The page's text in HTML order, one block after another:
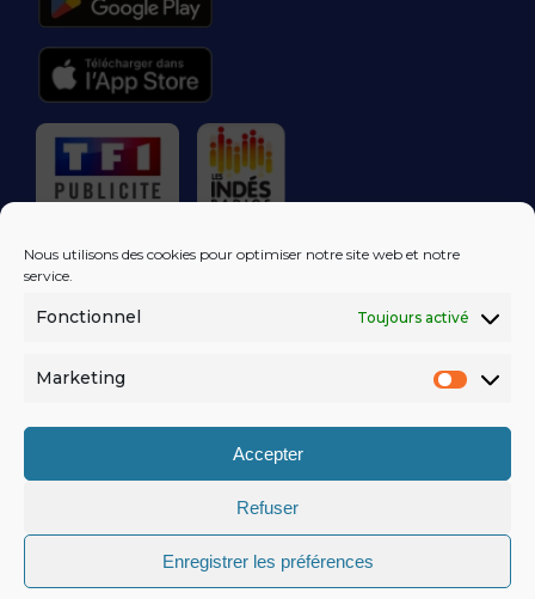
Nous utilisons des cookies pour optimiser notre site web et notre
service.
Fonctionnel Toujours activé
Marketing
Accepter
Refuser
Enregistrer les préférences
RÉGIE PUBLICITAIRE
LES EXCLUS
DANS VOTRE
MENTIONS LÉGALES
POLITIQUE DE CONFIDENTIALITÉ